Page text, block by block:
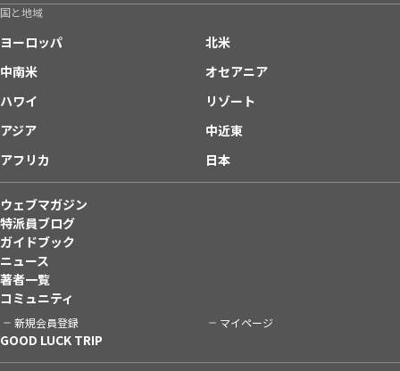
国と地域
ヨーロッパ
北米
中南米
オセアニア
ハワイ
リゾート
アジア
中近東
アフリカ
日本
ウェブマガジン
特派員ブログ
ガイドブック
ニュース
著者一覧
コミュニティ
新規会員登録 マイページ
GOOD LUCK TRIP